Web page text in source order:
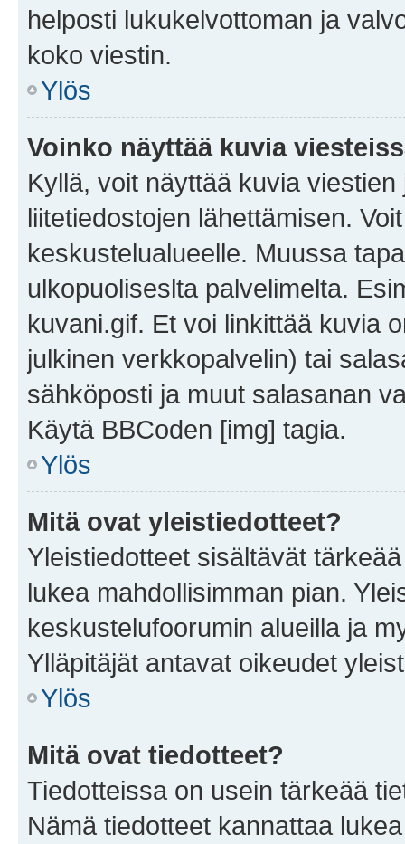
helposti lukukelvottoman ja
koko viestin.
Ylös
Voinko näyttää kuvia
Kyllä, voit näyttää kuvia
liitetiedostojen lähettämisen.
keskustelualueelle. Muussa
ulkopuoliseslta palvelimelta.
kuvani.gif. Et voi linkittää kuvia
julkinen verkkopalvelin) tai
sähköposti ja muut salasanan
Käytä BBCoden [img] tagia.
Ylös
Mitä ovat yleistiedotteet?
Yleistiedotteet sisältävät
lukea mahdollisimman pian.
keskustelufoorumin alueilla ja
Ylläpitäjät antavat oikeudet
Ylös
Mitä ovat tiedotteet?
Tiedotteissa on usein tärkeää
Nämä tiedotteet kannattaa